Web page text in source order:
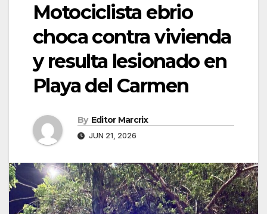
Motociclista ebrio
choca contra vivienda
y resulta lesionado en
Playa del Carmen
By Editor Marcrix
JUN 21, 2026